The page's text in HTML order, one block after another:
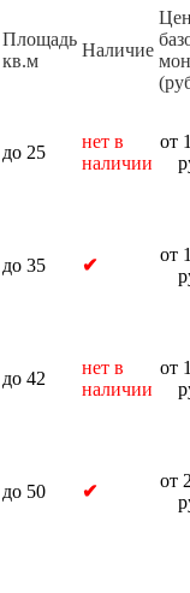
Площадь
кв.м
Наличие
до 25
нет в
наличии
от
до 35 ✔
от
до 42
нет в
наличии
от
до 50 ✔
от